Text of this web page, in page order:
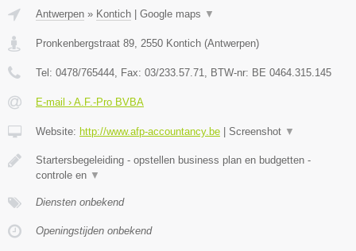
Antwerpen » Kontich Google maps ▼
Pronkenbergstraat 89 2550 Kontich (Antwerpen)
Tel: 0478/765444 , Fax: 03/233.57.71 , BTW-nr: BE 0464.315.145
E-mail › A.F.-Pro BVBA
Website: http://www.afp-accountancy.be Screenshot ▼
Startersbegeleiding - opstellen business plan en budgetten -
controle en ▼
Diensten onbekend
Openingstijden onbekend